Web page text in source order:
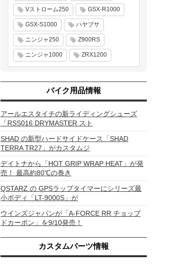
Vストローム250 GSX-R1000
GSX-S1000 ハヤブサ
ニンジャ250 Z900RS
ニンジャ1000 ZRX1200
バイク用品情報
アールエスタイチの新ライディングシューズ
「RSS016 DRYMASTER スト
SHAD の新型ハードサイドケース「SHAD
TERRA TR27」がカスタムジ
デイトナから「HOT GRIP WRAP HEAT」が発
売！ 最高約80℃の巻き
QSTARZ の GPSラップタイマーにシリーズ最
小ボディ「LT-9000S」が
ウインズジャパンが「A-FORCE RR チョップ
ドカーボン」を9/10発売！
カスタムパーツ情報